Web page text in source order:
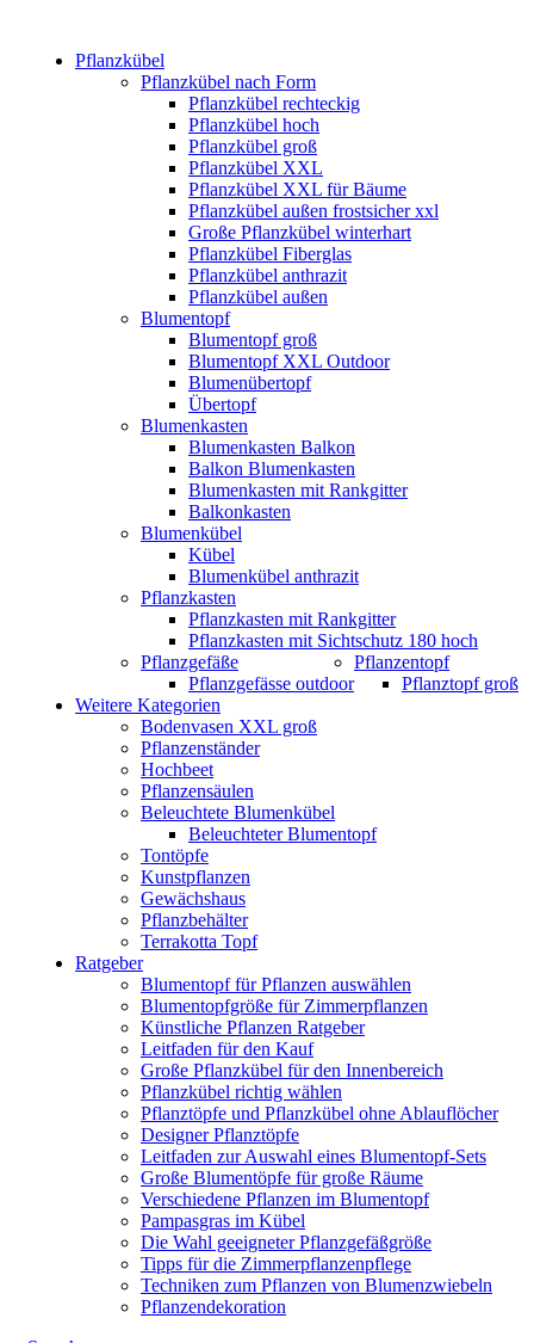
Pflanzkübel
Pflanzkübel nach Form
Pflanzkübel rechteckig
Pflanzkübel hoch
Pflanzkübel groß
Pflanzkübel XXL
Pflanzkübel XXL für Bäume
Pflanzkübel außen frostsicher xxl
Große Pflanzkübel winterhart
Pflanzkübel Fiberglas
Pflanzkübel anthrazit
Pflanzkübel außen
Blumentopf
Blumentopf groß
Blumentopf XXL Outdoor
Blumenübertopf
Übertopf
Blumenkasten
Blumenkasten Balkon
Balkon Blumenkasten
Blumenkasten mit Rankgitter
Balkonkasten
Blumenkübel
Kübel
Blumenkübel anthrazit
Pflanzkasten
Pflanzkasten mit Rankgitter
Pflanzkasten mit Sichtschutz 180 hoch
Pflanzgefäße
Pflanzgefässe outdoor
Pflanzentopf
Pflanztopf groß
Weitere Kategorien
Bodenvasen XXL groß
Pflanzenständer
Hochbeet
Pflanzensäulen
Beleuchtete Blumenkübel
Beleuchteter Blumentopf
Tontöpfe
Kunstpflanzen
Gewächshaus
Pflanzbehälter
Terrakotta Topf
Ratgeber
Blumentopf für Pflanzen auswählen
Blumentopfgröße für Zimmerpflanzen
Künstliche Pflanzen Ratgeber
Leitfaden für den Kauf
Große Pflanzkübel für den Innenbereich
Pflanzkübel richtig wählen
Pflanztöpfe und Pflanzkübel ohne Ablauflöcher
Designer Pflanztöpfe
Leitfaden zur Auswahl eines Blumentopf-Sets
Große Blumentöpfe für große Räume
Verschiedene Pflanzen im Blumentopf
Pampasgras im Kübel
Die Wahl geeigneter Pflanzgefäßgröße
Tipps für die Zimmerpflanzenpflege
Techniken zum Pflanzen von Blumenzwiebeln
Pflanzendekoration